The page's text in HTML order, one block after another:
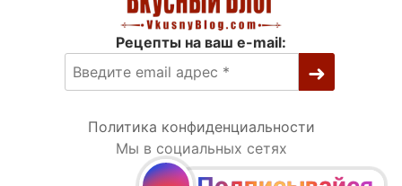
Рецепты на ваш e-mail:
Политика конфиденциальности
Мы в социальных сетях